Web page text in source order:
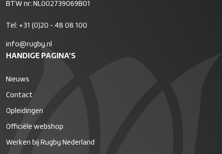
BTW nr: NL002739069B01
Tel: +31 (0)20 - 48 08 100
info@rugby.nl
HANDIGE PAGINA'S
Nieuws
Contact
Opleidingen
Officiële webshop
Werken bij Rugby Nederland